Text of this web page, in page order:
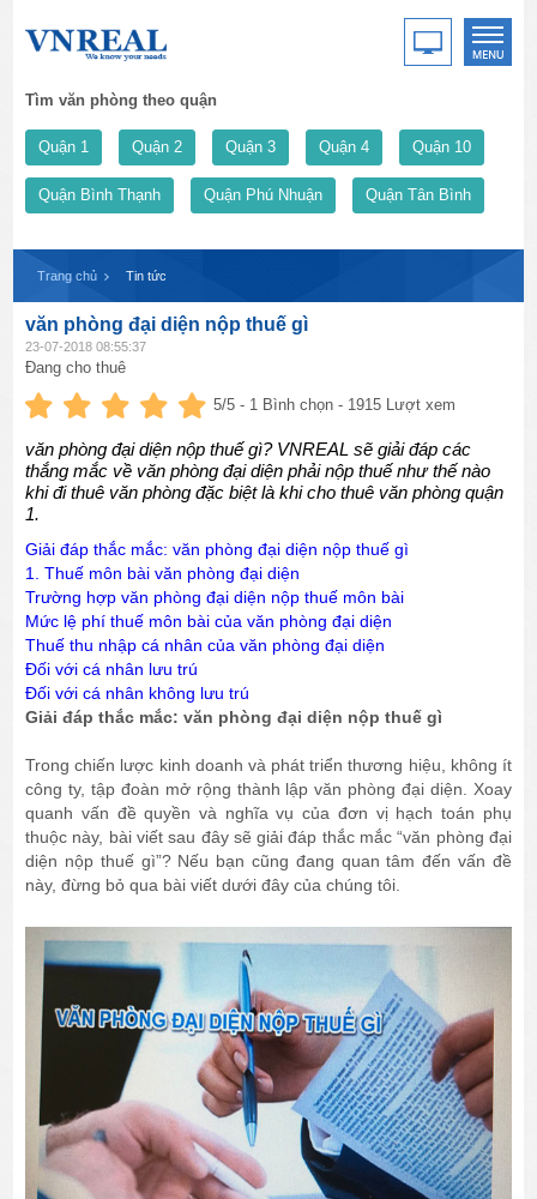
Tìm văn phòng theo quận
Quận 1 Quận 2 Quận 3 Quận 4 Quận 10
Quận Bình Thạnh Quận Phú Nhuận Quận Tân Bình
Trang chủ Tin tức
văn phòng đại diện nộp thuế gì
23-07-2018 08:55:37
Đang cho thuê
5/5 - 1 Bình chọn - 1915 Lượt xem
văn phòng đại diện nộp thuế gì? VNREAL sẽ giải đáp các
thắng mắc về văn phòng đại diện phải nộp thuế như thế nào
khi đi thuê văn phòng đặc biệt là khi cho thuê văn phòng quận
1.
Giải đáp thắc mắc: văn phòng đại diện nộp thuế gì
1. Thuế môn bài văn phòng đại diện
Trường hợp văn phòng đại diện nộp thuế môn bài
Mức lệ phí thuế môn bài của văn phòng đại diện
Thuế thu nhập cá nhân của văn phòng đại diện
Đối với cá nhân lưu trú
Đối với cá nhân không lưu trú
Giải đáp thắc mắc: văn phòng đại diện nộp thuế gì
Trong chiến lược kinh doanh và phát triển thương hiệu, không ít
công ty, tập đoàn mở rộng thành lập văn phòng đại diện. Xoay
quanh vấn đề quyền và nghĩa vụ của đơn vị hạch toán phụ
thuộc này, bài viết sau đây sẽ giải đáp thắc mắc “văn phòng đại
diện nộp thuế gì”? Nếu bạn cũng đang quan tâm đến vấn đề
này, đừng bỏ qua bài viết dưới đây của chúng tôi.